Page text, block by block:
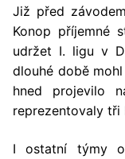
Již před
Konop příjemné
udržet I. ligu v
dlouhé době
hned projevilo
reprezentovaly tři
I ostatní týmy